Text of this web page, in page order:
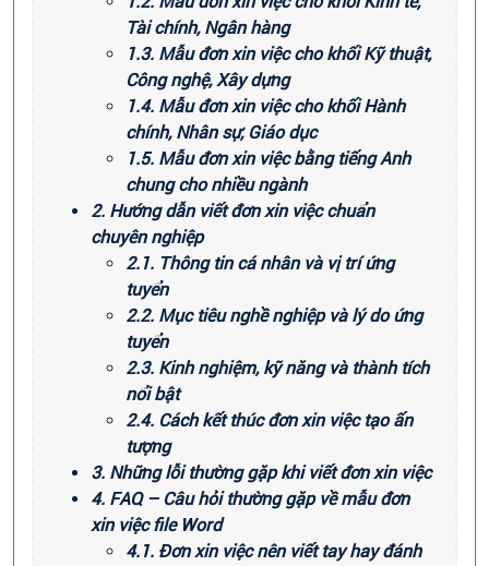
Tài chính, Ngân hàng
1.3. Mẫu đơn xin việc cho khối Kỹ thuật,
Công nghệ, Xây dựng
1.4. Mẫu đơn xin việc cho khối Hành
chính, Nhân sự, Giáo dục
1.5. Mẫu đơn xin việc bằng tiếng Anh
chung cho nhiều ngành
2. Hướng dẫn viết đơn xin việc chuẩn
chuyên nghiệp
2.1. Thông tin cá nhân và vị trí ứng
tuyển
2.2. Mục tiêu nghề nghiệp và lý do ứng
tuyển
2.3. Kinh nghiệm, kỹ năng và thành tích
nổi bật
2.4. Cách kết thúc đơn xin việc tạo ấn
tượng
3. Những lỗi thường gặp khi viết đơn xin việc
4. FAQ – Câu hỏi thường gặp về mẫu đơn
xin việc file Word
4.1. Đơn xin việc nên viết tay hay đánh